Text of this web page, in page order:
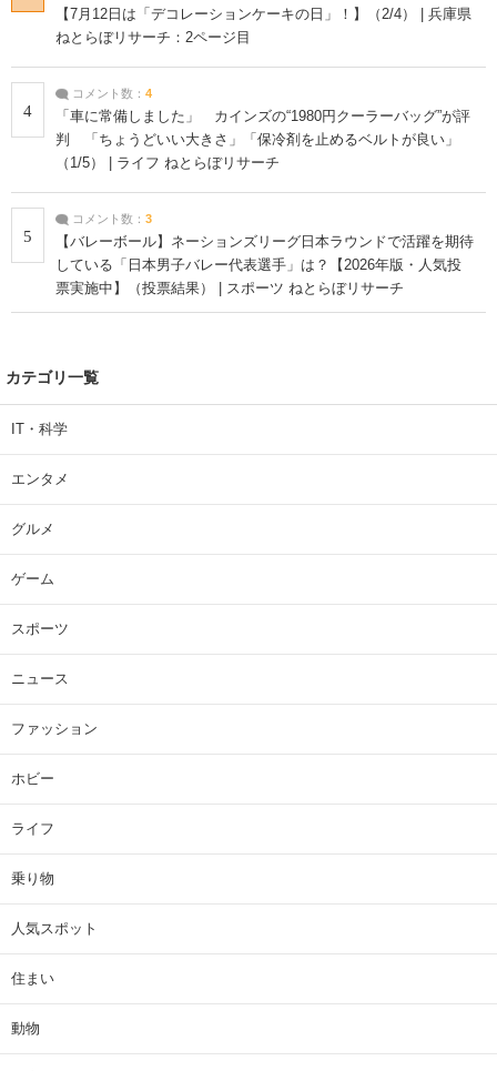
【7月12日は「デコレーションケーキの日」！】（2/4） | 兵庫県
ねとらぼリサーチ：2ページ目
4
コメント数： 4
「車に常備しました」 カインズの“1980円クーラーバッグ”が評
判 「ちょうどいい大きさ」「保冷剤を止めるベルトが良い」
（1/5） | ライフ ねとらぼリサーチ
5
コメント数： 3
【バレーボール】ネーションズリーグ日本ラウンドで活躍を期待
している「日本男子バレー代表選手」は？【2026年版・人気投
票実施中】（投票結果） | スポーツ ねとらぼリサーチ
カテゴリ一覧
IT・科学
エンタメ
グルメ
ゲーム
スポーツ
ニュース
ファッション
ホビー
ライフ
乗り物
人気スポット
住まい
動物